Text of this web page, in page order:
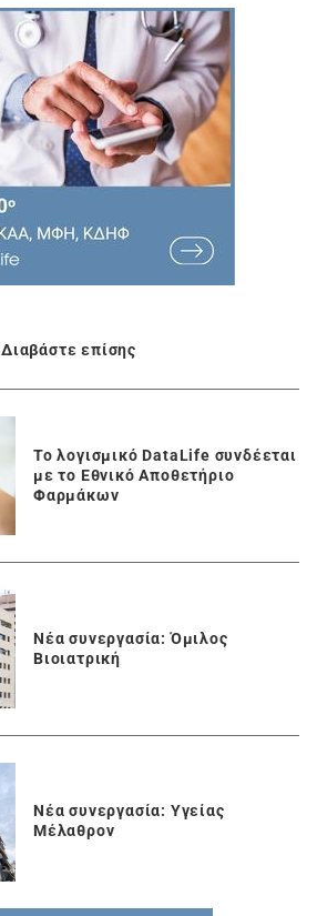
Διαβάστε επίσης
To λογισμικό DataLife συνδέεται
με το Εθνικό Αποθετήριο
Φαρμάκων
Νέα συνεργασία: Όμιλος
Βιοιατρική
Νέα συνεργασία: Υγείας
Μέλαθρον